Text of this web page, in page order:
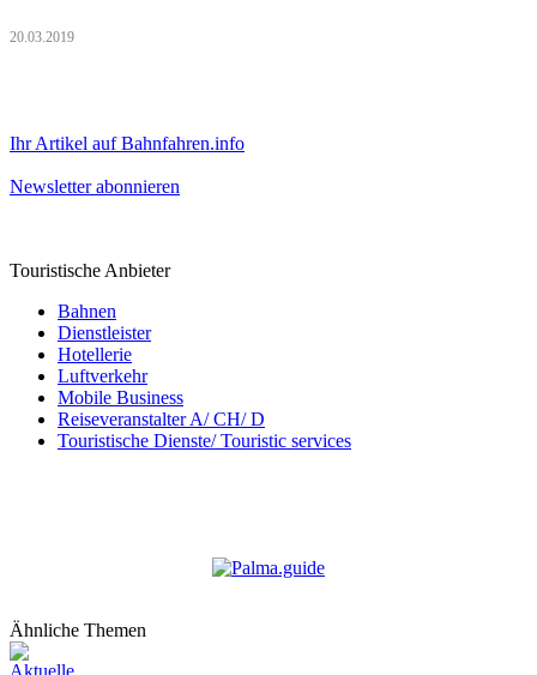
20.03.2019
Ihr Artikel auf Bahnfahren.info
Newsletter abonnieren
Touristische Anbieter
Bahnen
Dienstleister
Hotellerie
Luftverkehr
Mobile Business
Reiseveranstalter A/ CH/ D
Touristische Dienste/ Touristic services
Ähnliche Themen